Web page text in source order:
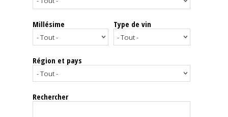
Spiritueux
Notes
dégustation
Millésime Type de vin
Région et pays
Rechercher